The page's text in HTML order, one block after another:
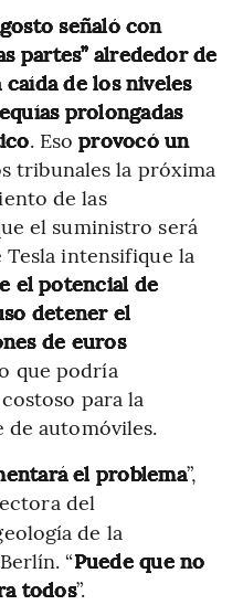
señaló con
partes” alrededor de
de los niveles
prolongadas
. Esoprovocó un
tribunales la próxima
de las
el suministro será
intensifique la
el potencial de
detener el
de euros
que podría
para la
de automóviles.
el problema”,
del
de la
“Puede que no
todos”.